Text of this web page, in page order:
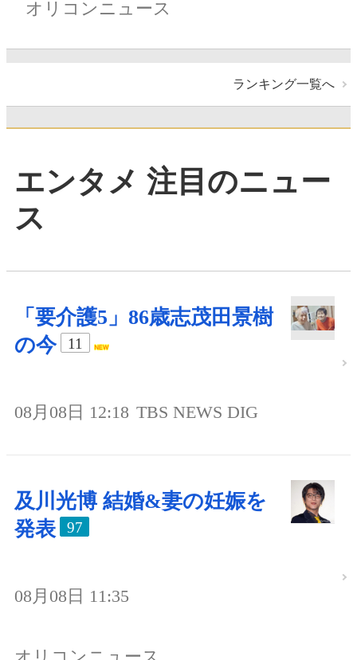
オリコンニュース
ランキング一覧へ
エンタメ 注目のニュー
ス
「要介護5」86歳志茂田景樹
の今
11
08月08日 12:18 TBS NEWS DIG
及川光博 結婚&妻の妊娠を
発表
97
08月08日 11:35